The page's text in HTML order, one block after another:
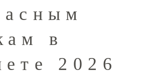
в
2026